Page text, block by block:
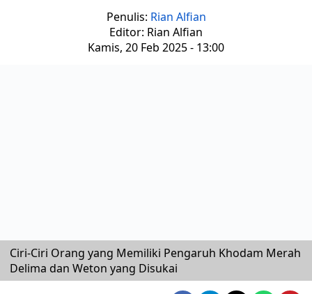
Penulis: Rian Alfian
Editor: Rian Alfian
Kamis, 20 Feb 2025 - 13:00
Ciri-Ciri Orang yang Memiliki Pengaruh Khodam Merah
Delima dan Weton yang Disukai